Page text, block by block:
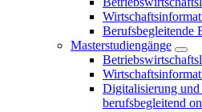
Berufsbegleitende
Masterstudiengänge
Digitalisierung
berufsbegleitend